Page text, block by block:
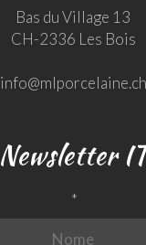
Bas du Village 13
CH-2336 Les Bois
info@mlporcelaine.ch
Newsletter
*